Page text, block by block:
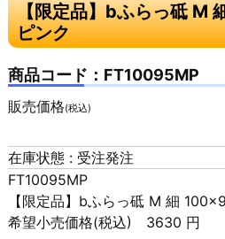
【限定品】bふらっ砥 M
ピンク
商品コード：FT10095MP
販売価格(税込)
在庫状態 : 受注発注
FT10095MP
【限定品】bふらっ砥 M 細
希望小売価格(税込) 3630 円